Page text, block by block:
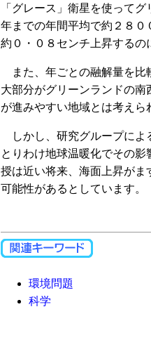
「グレース」衛星を使って
年までの年間平均で約２８
約０・０８センチ上昇するの
また、年ごとの融解量を比
大部分がグリーンランドの
が進みやすい地域とは考えら
しかし、研究グループによ
とりわけ地球温暖化でその
授は近い将来、海面上昇が
可能性があるとしています。
環境問題
科学